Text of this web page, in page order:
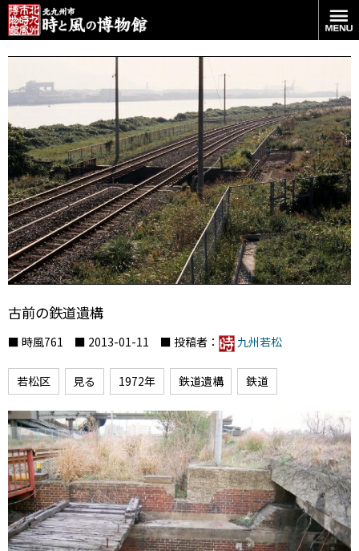
古前の鉄道遺構
■ 時風761 ■ 2013-01-11 ■ 投稿者： 九州若松
若松区 見る 1972年 鉄道遺構 鉄道